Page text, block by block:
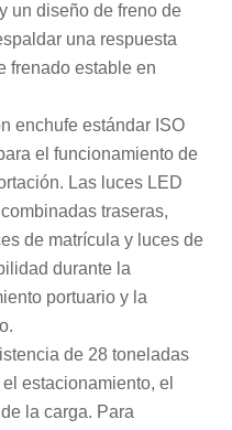
un diseño de freno de
una respuesta
frenado estable en
enchufe estándar ISO
el funcionamiento de
Las luces LED
traseras,
de matrícula y luces de
durante la
portuario y la
de 28 toneladas
estacionamiento, el
la carga. Para